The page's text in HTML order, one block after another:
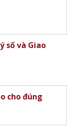
số và Giao
cho đúng